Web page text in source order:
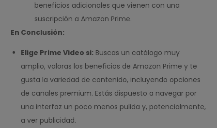
beneficios adicionales que vienen con una
suscripción a Amazon Prime.
En Conclusión:
Elige Prime Video si: Buscas un catálogo muy
amplio, valoras los beneficios de Amazon Prime y te
gusta la variedad de contenido, incluyendo opciones
de canales premium. Estás dispuesto a navegar por
una interfaz un poco menos pulida y, potencialmente,
a ver publicidad.